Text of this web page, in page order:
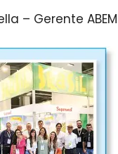
– Gerente